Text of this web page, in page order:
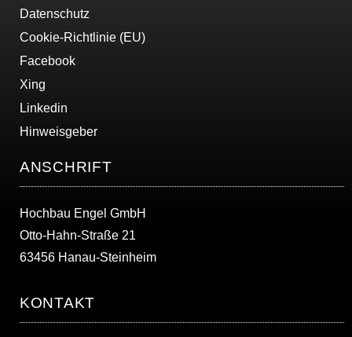
Datenschutz
Cookie-Richtlinie (EU)
Facebook
Xing
Linkedin
Hinweisgeber
ANSCHRIFT
Hochbau Engel GmbH
Otto-Hahn-Straße 21
63456 Hanau-Steinheim
KONTAKT